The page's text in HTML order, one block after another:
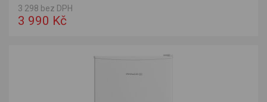
3 298 bez DPH
3 990 Kč